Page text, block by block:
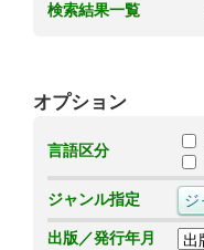
検索結果一覧
オプション
言語区分
ジャンル指定
出版／発行年月